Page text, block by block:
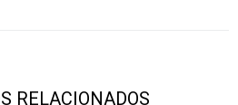
RELACIONADOS